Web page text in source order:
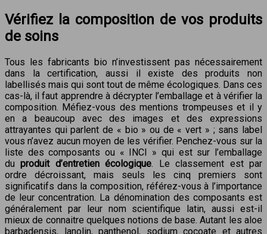
Vérifiez la composition de vos produits
de soins
Tous les fabricants bio n’investissent pas nécessairement
dans la certification, aussi il existe des produits non
labellisés mais qui sont tout de même écologiques. Dans ces
cas-là, il faut apprendre à décrypter l’emballage et à vérifier la
composition. Méfiez-vous des mentions trompeuses et il y
en a beaucoup avec des images et des expressions
attrayantes qui parlent de « bio » ou de « vert » ; sans label
vous n’avez aucun moyen de les vérifier. Penchez-vous sur la
liste des composants ou « INCI » qui est sur l’emballage
duproduit d’entretien écologique. Le classement est par
ordre décroissant, mais seuls les cinq premiers sont
significatifs dans la composition, référez-vous à l’importance
de leur concentration. La dénomination des composants est
généralement par leur nom scientifique latin, aussi est-il
mieux de connaitre quelques notions de base. Autant les aloe
barbadensis, lanolin, panthenol, sodium cocoate et autres